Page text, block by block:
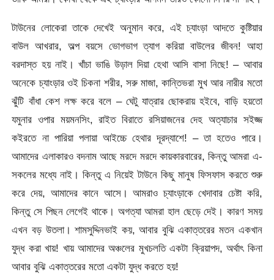
টাউনের লোকেরা তাকে দেখেই অনুমান করে, এই চ্যাংড়া আদতে কুষ্টিয়ার
বাউল আখরার, অল্প বয়সে ভোগভাগ ত্যাগ করিয়া বাউলের জীবন! আহা
বরদাস্ত হয় নাই। খাঁচা ভাঙি উড়াল দিয়া হেথা আসি বাসা নিছে! – আবার
অনেকে চ্যাংড়ার ওই চিকনা শরীর, সরু মাজা, কান্তিভরা মুখ আর নারীর মতো
ঝুঁটি বাঁধা কেশ লক্ষ করে বলে – ঘেটু যাত্রার ছোকরায় হইবে, বাড়ি হয়তো
যমুনার ওপার ময়মনসিং, রাইত বিরাতে রসিয়াজনের দেহ অত্যাচার সইজ্জ
কইরতে না পারিয়া পলায়া আইচ্চে হেথার দূরদ্যাশে! – তা হতেও পারে।
আমাদের এলাকারও বদনাম আছে মরদে মরদে কায়কারবারের, কিন্তু আমরা এ-
সকলের মধ্যে নাই। কিন্তু এ নিয়েই টাউনে কিছু মানুষ ফিসফাস করতে শুরু
করে দেয়, আমাদের কানে আসে। আমরাও চ্যাংড়াকে খেদাবার চেষ্টা করি,
কিন্তু সে পিছন লেগেই থাকে। অগত্যা আমরা হাল ছেড়ে দেই। কারণ সময়
এখন বড় উতলা। শামসুদ্দিনভাই কয়, আবার বুঝি একাত্তরের মতন একখান
যুদ্ধ করা খায়! খায় আমাদের অঞ্চলের মুখচলতি একটা ক্রিয়াপদ, অর্থাৎ কিনা
আবার বুঝি একাত্তরের মতো একটা যুদ্ধ করতে হয়!